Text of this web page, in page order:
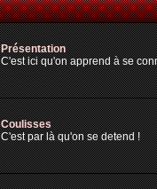
Présentation
C'est ici qu'on apprend à se
Coulisses
C'est par là qu'on se detend !